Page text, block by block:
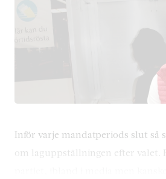
Inför varje mandatperiods slut så
om laguppställningen efter valet.